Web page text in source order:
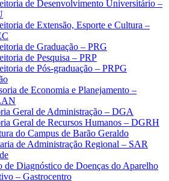
de Desenvolvimento Universitário –
de Extensão, Esporte e Cultura –
de Graduação – PRG
de Pesquisa – PRP
de Pós-graduação – PRPG
de Economia e Planejamento –
Geral de Administração – DGA
Geral de Recursos Humanos – DGRH
do Campus de Barão Geraldo
de Administração Regional – SAR
de Diagnóstico de Doenças do Aparelho
– Gastrocentro